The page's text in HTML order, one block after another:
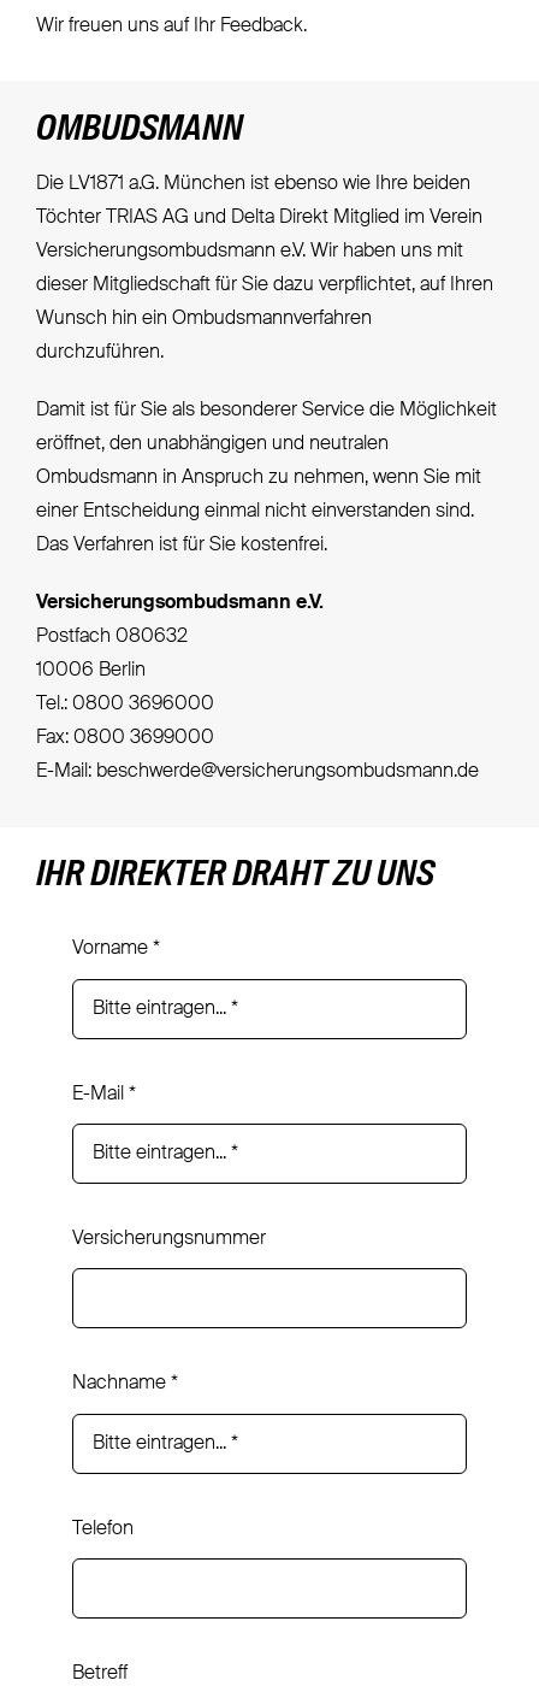
Wir freuen uns auf Ihr Feedback.
OMBUDSMANN
Die LV1871 a.G. München ist ebenso wie Ihre beiden
Töchter TRIAS AG und Delta Direkt Mitglied im Verein
Versicherungsombudsmann e.V. Wir haben uns mit
dieser Mitgliedschaft für Sie dazu verpflichtet, auf Ihren
Wunsch hin ein Ombudsmannverfahren
durchzuführen.
Damit ist für Sie als besonderer Service die Möglichkeit
eröffnet, den unabhängigen und neutralen
Ombudsmann in Anspruch zu nehmen, wenn Sie mit
einer Entscheidung einmal nicht einverstanden sind.
Das Verfahren ist für Sie kostenfrei.
Versicherungsombudsmann e.V.
Postfach 080632
10006 Berlin
Tel.: 0800 3696000
Fax: 0800 3699000
E-Mail: beschwerde@versicherungsombudsmann.de
IHR DIREKTER DRAHT ZU UNS
Vorname *
E-Mail *
Versicherungsnummer
Nachname *
Telefon
Betreff